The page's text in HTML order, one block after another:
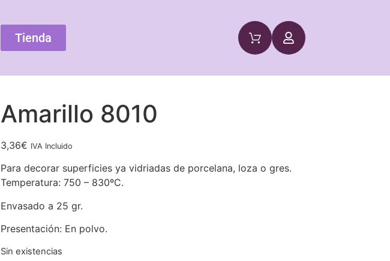
Tienda
Amarillo 8010
3,36€ IVA Incluido
Para decorar superficies ya vidriadas de porcelana, loza o gres.
Temperatura: 750 – 830ºC.
Envasado a 25 gr.
Presentación: En polvo.
Sin existencias